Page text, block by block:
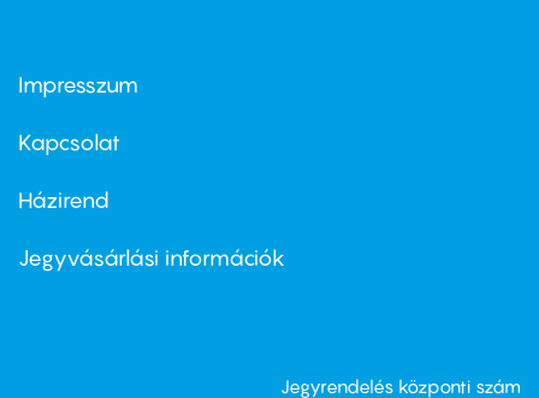
Footer
first
Impresszum
Kapcsolat
Footer
second
Házirend
Jegyvásárlási információk
Jegyrendelés központi szám